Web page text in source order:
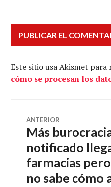
Este sitio usa Akismet
cómo se procesan los
Navegación
de
entradas
ANTERIOR
Entrada
anterior:
Más
notificado
farmacias
no sabe cómo